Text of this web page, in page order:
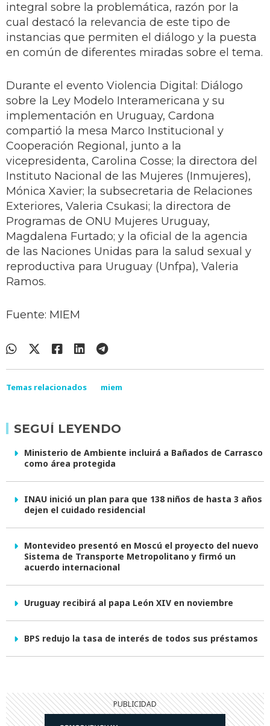
integral sobre la problemática, razón por la
cual destacó la relevancia de este tipo de
instancias que permiten el diálogo y la puesta
en común de diferentes miradas sobre el tema.
Durante el evento Violencia Digital: Diálogo
sobre la Ley Modelo Interamericana y su
implementación en Uruguay, Cardona
compartió la mesa Marco Institucional y
Cooperación Regional, junto a la
vicepresidenta, Carolina Cosse; la directora del
Instituto Nacional de las Mujeres (Inmujeres),
Mónica Xavier; la subsecretaria de Relaciones
Exteriores, Valeria Csukasi; la directora de
Programas de ONU Mujeres Uruguay,
Magdalena Furtado; y la oficial de la agencia
de las Naciones Unidas para la salud sexual y
reproductiva para Uruguay (Unfpa), Valeria
Ramos.
Fuente: MIEM
Temas relacionados miem
SEGUÍ LEYENDO
Ministerio de Ambiente incluirá a Bañados de Carrasco
como área protegida
INAU inició un plan para que 138 niños de hasta 3 años
dejen el cuidado residencial
Montevideo presentó en Moscú el proyecto del nuevo
Sistema de Transporte Metropolitano y firmó un
acuerdo internacional
Uruguay recibirá al papa León XIV en noviembre
BPS redujo la tasa de interés de todos sus préstamos